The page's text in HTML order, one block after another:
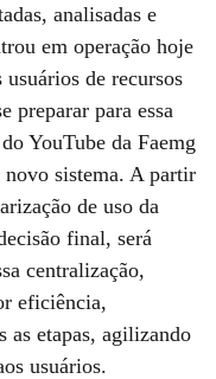
analisadas e
em operação hoje
de recursos
preparar para essa
YouTube da Faemg
sistema. A partir
de uso da
final, será
centralização,
eficiência,
as etapas, agilizando
usuários.